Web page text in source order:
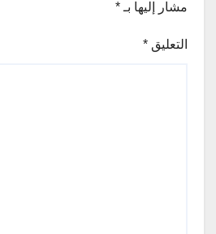
مشار إليها بـ *
التعليق *